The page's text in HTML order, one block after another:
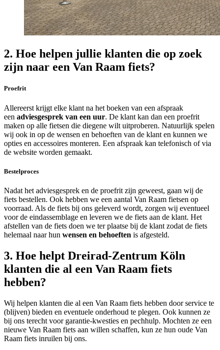
2. Hoe helpen jullie klanten die op zoek
zijn naar een Van Raam fiets?
Proefrit
Allereerst krijgt elke klant na het boeken van een afspraak
een adviesgesprek van een uur. De klant kan dan een proefrit
maken op alle fietsen die diegene wilt uitproberen. Natuurlijk spelen
wij ook in op de wensen en behoeften van de klant en kunnen we
opties en accessoires monteren. Een afspraak kan telefonisch of via
de website worden gemaakt.
Bestelproces
Nadat het adviesgesprek en de proefrit zijn geweest, gaan wij de
fiets bestellen. Ook hebben we een aantal Van Raam fietsen op
voorraad. Als de fiets bij ons geleverd wordt, zorgen wij eventueel
voor de eindassemblage en leveren we de fiets aan de klant. Het
afstellen van de fiets doen we ter plaatse bij de klant zodat de fiets
helemaal naar hun wensen en behoeften is afgesteld.
3. Hoe helpt Dreirad-Zentrum Köln
klanten die al een Van Raam fiets
hebben?
Wij helpen klanten die al een Van Raam fiets hebben door service te
(blijven) bieden en eventuele onderhoud te plegen. Ook kunnen ze
bij ons terecht voor garantie-kwesties en pechhulp. Mochten ze een
nieuwe Van Raam fiets aan willen schaffen, kun ze hun oude Van
Raam fiets inruilen bij ons.